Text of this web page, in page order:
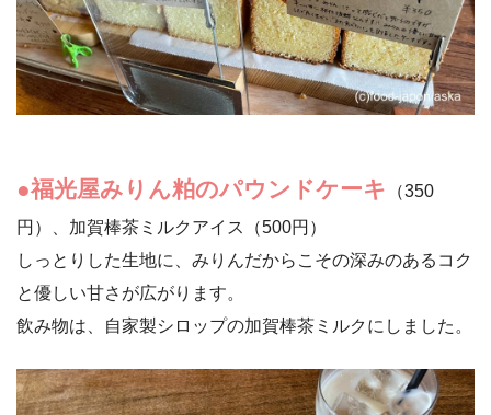
●福光屋みりん粕のパウンドケーキ
（350
円）、加賀棒茶ミルクアイス（500円）
しっとりした生地に、みりんだからこその深みのあるコク
と優しい甘さが広がります。
飲み物は、自家製シロップの加賀棒茶ミルクにしました。